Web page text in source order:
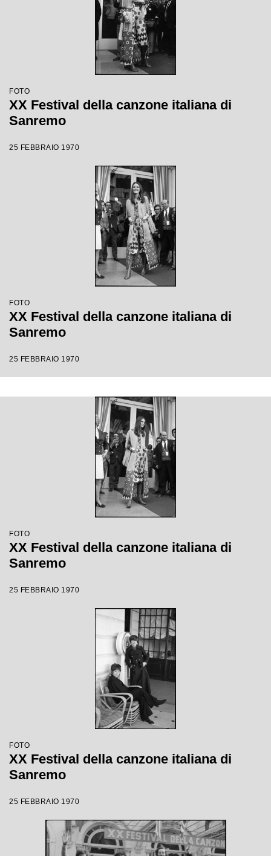
FOTO
XX Festival della canzone italiana di
Sanremo
25 FEBBRAIO 1970
FOTO
XX Festival della canzone italiana di
Sanremo
25 FEBBRAIO 1970
FOTO
XX Festival della canzone italiana di
Sanremo
25 FEBBRAIO 1970
FOTO
XX Festival della canzone italiana di
Sanremo
25 FEBBRAIO 1970